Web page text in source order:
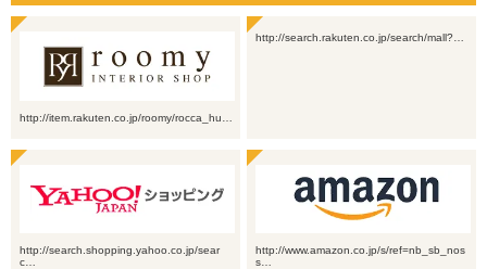
http://item.rakuten.co.jp/roomy/rocca_hu…
http://search.rakuten.co.jp/search/mall?…
http://search.shopping.yahoo.co.jp/sear
c…
http://www.amazon.co.jp/s/ref=nb_sb_nos
s…